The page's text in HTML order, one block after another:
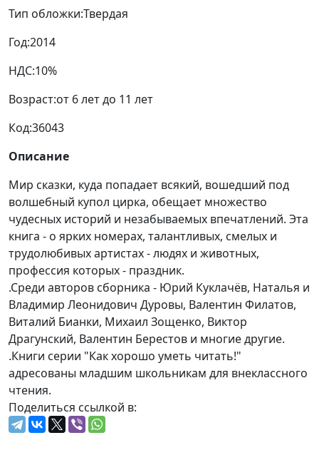
Тип обложки:Твердая
Год:2014
НДС:10%
Возраст:от 6 лет до 11 лет
Код:36043
Описание
Мир сказки, куда попадает всякий, вошедший под
волшебный купол цирка, обещает множество
чудесных историй и незабываемых впечатлений. Эта
книга - о ярких номерах, талантливых, смелых и
трудолюбивых артистах - людях и животных,
профессия которых - праздник.
.Среди авторов сборника - Юрий Куклачёв, Наталья и
Владимир Леонидович Дуровы, Валентин Филатов,
Виталий Бианки, Михаил Зощенко, Виктор
Драгунский, Валентин Берестов и многие другие.
.Книги серии "Как хорошо уметь читать!"
адресованы младшим школьникам для внеклассного
чтения.
Поделиться ссылкой в: